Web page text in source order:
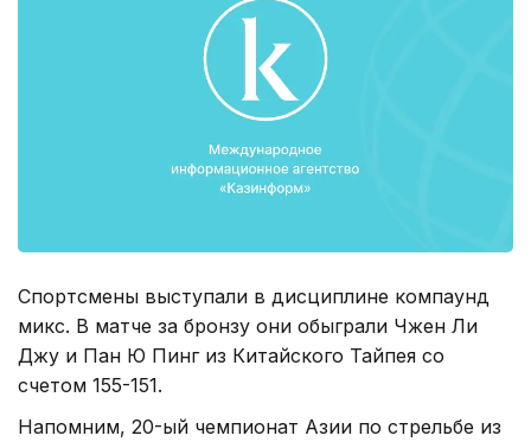
Спортсмены выступали в дисциплине компаунд
микс. В матче за бронзу они обыграли Чжен Ли
Джу и Пан Ю Пинг из Китайского Тайпея со
счетом 155-151.
Напомним, 20-ый чемпионат Азии по стрельбе из